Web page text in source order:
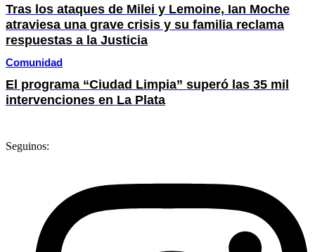
Tras los ataques de Milei y Lemoine, Ian Moche
atraviesa una grave crisis y su familia reclama
respuestas a la Justicia
Comunidad
El programa “Ciudad Limpia” superó las 35 mil
intervenciones en La Plata
Seguinos: